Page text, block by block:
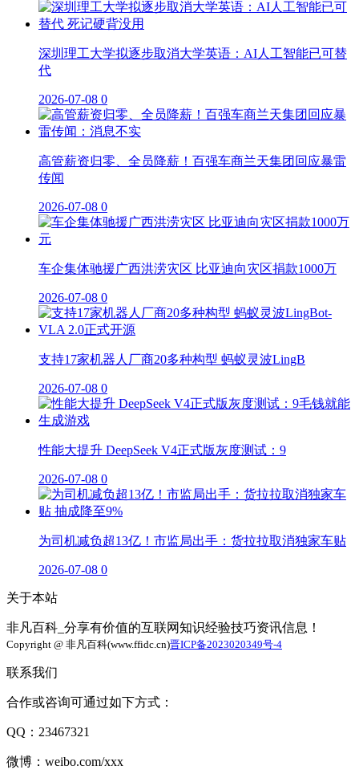
深圳理工大学拟逐步取消大学英语：AI人工智能已可替
代
2026-07-08 0
高管薪资归零、全员降薪！百强车商兰天集团回应暴雷
传闻
2026-07-08 0
车企集体驰援广西洪涝灾区 比亚迪向灾区捐款1000万
2026-07-08 0
支持17家机器人厂商20多种构型 蚂蚁灵波LingB
2026-07-08 0
性能大提升 DeepSeek V4正式版灰度测试：9
2026-07-08 0
为司机减负超13亿！市监局出手：货拉拉取消独家车贴
2026-07-08 0
关于本站
非凡百科_分享有价值的互联网知识经验技巧资讯信息！
Copyright @ 非凡百科(www.ffidc.cn)晋ICP备2023020349号-4
联系我们
合作或咨询可通过如下方式：
QQ：23467321
微博：weibo.com/xxx